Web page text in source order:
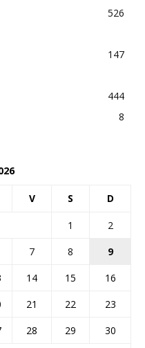
526
147
444
8
V S D
1
2
7 8
9
14 15
16
21 22
23
28 29
30